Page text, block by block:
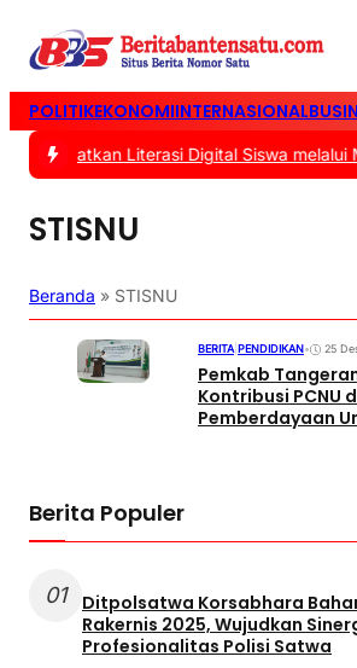
POLITIKEKONOMIINTERNASIONAL
Tingkatkan Literasi Digital Siswa melalui
STISNU
Beranda » STISNU
BERITA PENDIDIKAN• 25
Pemkab
Kontribusi PCNU
Pemberdayaan
Berita Populer
01
Ditpolsatwa Korsabhara
Rakernis 2025, Wujudkan
Profesionalitas Polisi Satwa